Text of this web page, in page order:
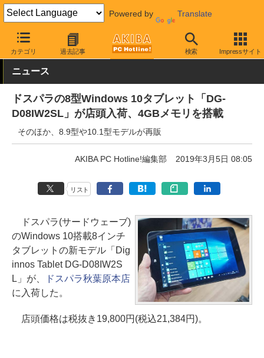
Powered by Translate
カテゴリ 過去記事 検索 Impressサイト
AKIBA PC Hotline! モバイル タブレット Windowsタブレット
ニュース
ドスパラの8型Windows 10タブレット「DG-
D08IW2SL」が店頭入荷、4GBメモリを搭載
そのほか、8.9型や10.1型モデルが再販
AKIBA PC Hotline!編集部 2019年3月5日 08:05
リスト
ドスパラ(サードウェーブ)
のWindows 10搭載8インチ
タブレットの新モデル「Dig
innos Tablet DG-D08IW2S
L」が、
ドスパラ秋葉原本店
に入荷した。
店頭価格は税抜き19,800円(税込21,384円)。